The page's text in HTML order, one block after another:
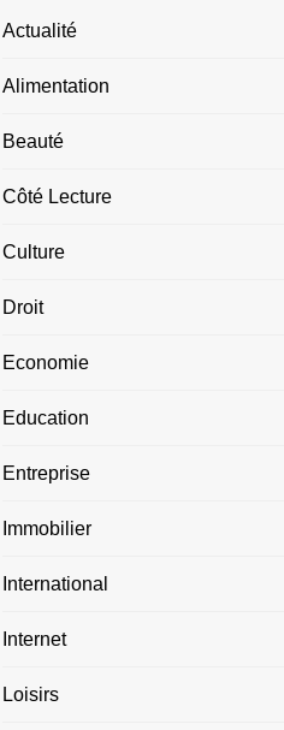
Actualité
Alimentation
Beauté
Côté Lecture
Culture
Droit
Economie
Education
Entreprise
Immobilier
International
Internet
Loisirs